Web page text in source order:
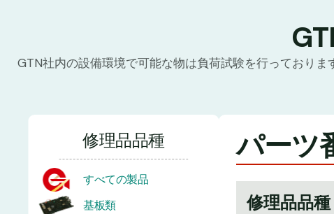
GTN社内の設備環境で可能な物は負荷試験を行っており
修理品品種
すべての製品
基板類
パーツ
修理品品種